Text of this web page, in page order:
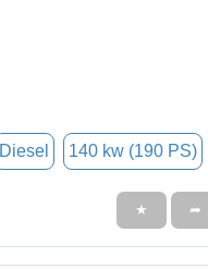
Diesel 140 kw (190 PS)
★ ➦